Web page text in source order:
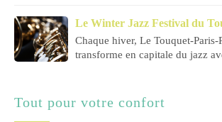
Le Winter Jazz Festival du
Chaque hiver, Le Touquet-Paris-
transforme en capitale du jazz
Tout pour votre confort